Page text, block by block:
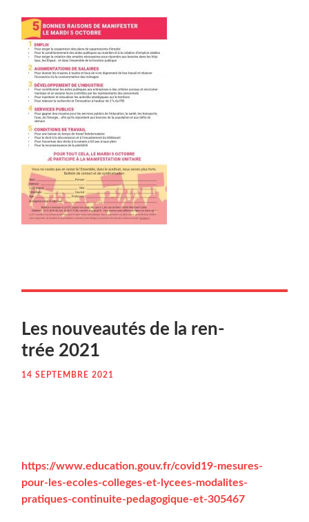
Les nou­veau­tés de la ren­
trée 2021
14 SEPTEMBRE 2021
https://www.education.gouv.fr/covid19-mesures-
pour-les-ecoles-colleges-et-lycees-modalites-
pratiques-continuite-pedagogique-et-305467